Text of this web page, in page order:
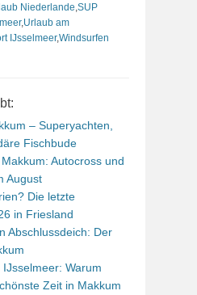
Niederlande SUP
, Urlaub am
IJsselmeer,Windsurfen
– Superyachten,
Fischbude
Autocross und
August
Die letzte
in Friesland
Abschlussdeich: Der
Warum
Zeit in Makkum